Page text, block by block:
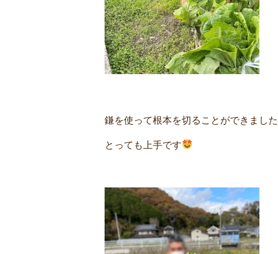
鎌を使って根本を切ることができました
とっても上手です